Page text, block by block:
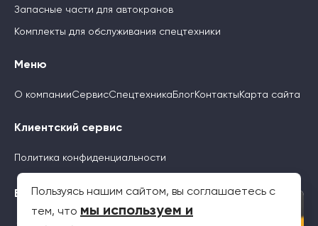
Запасные части для автокранов
Комплекты для обслуживания спецтехники
Меню
О компанииСервисСпецтехника БлогКонтакты Карта сайта
Клиентский сервис
Политика конфиденциальности
Будьте с нами
Пользуясь нашим сайтом, вы соглашаетесь с
тем, что мы используем и